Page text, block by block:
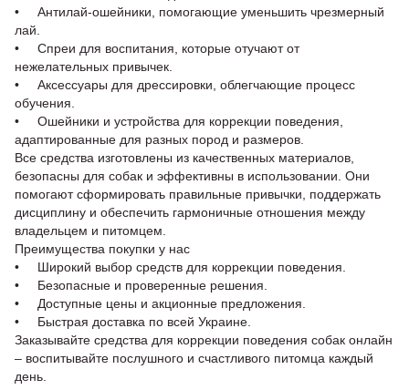
• Антилай-ошейники, помогающие уменьшить чрезмерный
лай.
• Спреи для воспитания, которые отучают от
нежелательных привычек.
• Аксессуары для дрессировки, облегчающие процесс
обучения.
• Ошейники и устройства для коррекции поведения,
адаптированные для разных пород и размеров.
Все средства изготовлены из качественных материалов,
безопасны для собак и эффективны в использовании. Они
помогают сформировать правильные привычки, поддержать
дисциплину и обеспечить гармоничные отношения между
владельцем и питомцем.
Преимущества покупки у нас
• Широкий выбор средств для коррекции поведения.
• Безопасные и проверенные решения.
• Доступные цены и акционные предложения.
• Быстрая доставка по всей Украине.
Заказывайте средства для коррекции поведения собак онлайн
– воспитывайте послушного и счастливого питомца каждый
день.